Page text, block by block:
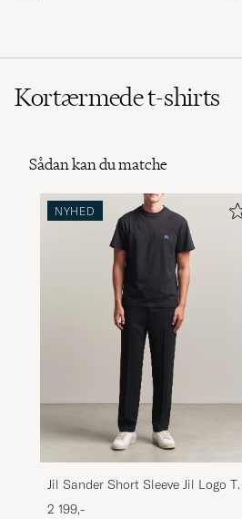
Kortærmede t-shirts
Sådan kan du matche
NYHED
Jil Sander Short Sleeve Jil Logo T-
Shirt Black
2 199,-